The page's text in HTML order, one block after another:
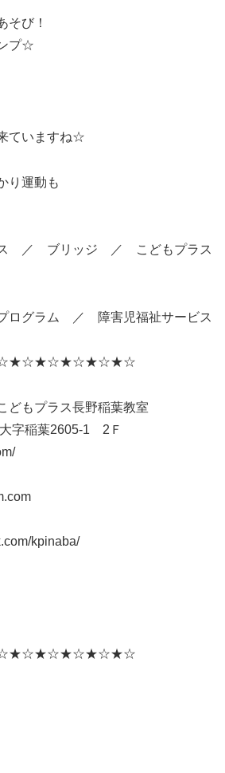
そび！
プ☆
ていますね☆
り運動も
ス ／ ブリッジ ／ こどもプラス
グラム ／ 障害児福祉サービス
もプラス長野稲葉教室
字稲葉2605-1 2Ｆ
kpinaba/